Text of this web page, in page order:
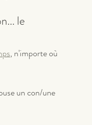
le
, n'importe où
un con/une